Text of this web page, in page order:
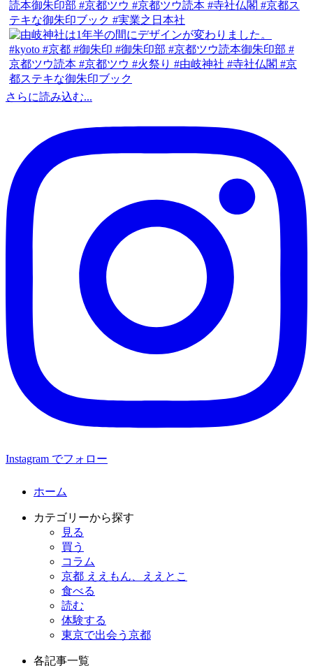
さらに読み込む...
Instagram でフォロー
ホーム
カテゴリーから探す
見る
買う
コラム
京都 ええもん、ええとこ
食べる
読む
体験する
東京で出会う京都
各記事一覧